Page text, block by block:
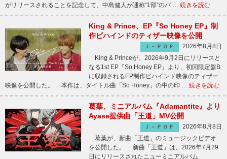
がリリースされることを記念して、中島健人が通称“1部”のパ … 続きを読む
King & Prince、EP『So Honey EP』制
作ビハインドのティザー映像を公開
Ｊ－ＰＯＰ
2026年8月8日
King & Princeが、2026年9月2日にリリースと
なる1st EP『So Honey EP』より、初回限定盤B
に収録されるEP制作ビハインド映像のティザー
映像を公開した。 本作は、タイトル曲「So Honey」の中の印 … 続きを読む
葛葉、ミニアルバム『Adamantite』より
Ayase提供曲「王道」MV公開
Ｊ－ＰＯＰ
2026年8月8日
葛葉が、新曲「王道」のミュージックビデオ
を公開した。 新曲「王道」は、2026年7月29
日にリリースされたニューミニアルバム